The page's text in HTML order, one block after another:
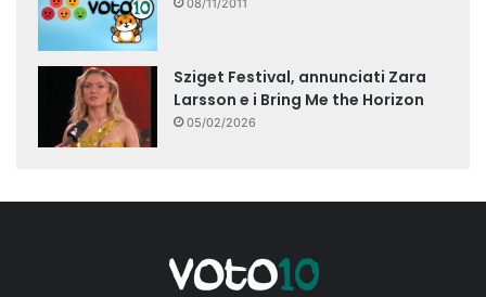
08/11/2011
Sziget Festival, annunciati Zara
Larsson e i Bring Me the Horizon
05/02/2026